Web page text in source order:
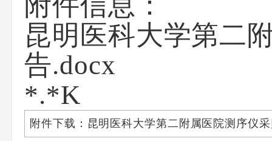
昆明医科大学第二
告.docx
*.*K
附件下载：昆明医科大学第二附属医院测序仪